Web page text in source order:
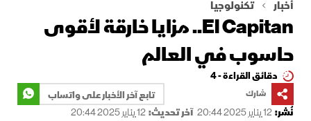
أخبار تكنولوجيا
El Capitan.. مزايا خارقة لأقوى
حاسوب في العالم
دقائق القراءة - 4
شارك
تابع آخر الأخبار على واتساب
نُشر:12 يناير 2025 20:44 آخر تحديث:12 يناير 2025 20:44